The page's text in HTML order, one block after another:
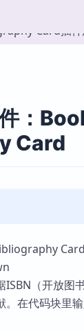
Card插件
：
Card
Card
ISBN（开放图
。在代码块里